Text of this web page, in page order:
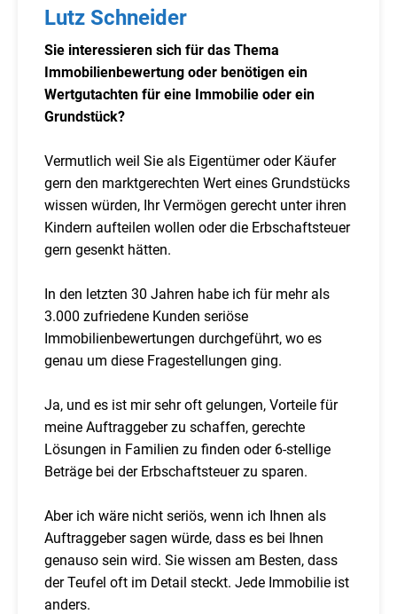
Lutz Schneider
Sie interessieren sich für das Thema
Immobilienbewertung oder benötigen ein
Wertgutachten für eine Immobilie oder ein
Grundstück?
Vermutlich weil Sie als Eigentümer oder Käufer
gern den marktgerechten Wert eines Grundstücks
wissen würden, Ihr Vermögen gerecht unter ihren
Kindern aufteilen wollen oder die Erbschaftsteuer
gern gesenkt hätten.
In den letzten 30 Jahren habe ich für mehr als
3.000 zufriedene Kunden seriöse
Immobilienbewertungen durchgeführt, wo es
genau um diese Fragestellungen ging.
Ja, und es ist mir sehr oft gelungen, Vorteile für
meine Auftraggeber zu schaffen, gerechte
Lösungen in Familien zu finden oder 6-stellige
Beträge bei der Erbschaftsteuer zu sparen.
Aber ich wäre nicht seriös, wenn ich Ihnen als
Auftraggeber sagen würde, dass es bei Ihnen
genauso sein wird. Sie wissen am Besten, dass
der Teufel oft im Detail steckt. Jede Immobilie ist
anders.